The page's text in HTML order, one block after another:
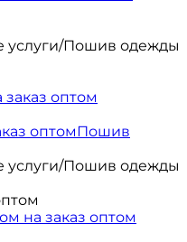
/Пошив одежды
оптом
оптомПошив
/Пошив одежды
на заказ оптом